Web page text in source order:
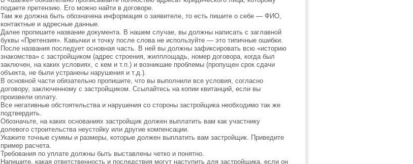
подаете претензию. Его можно найти в договоре.
Там же должна быть обозначена информация о заявителе, то есть пишите о себе — ФИО,
контактные и адресные данные.
Далее пропишите название документа. В нашем случае, вы должны написать с заглавной
буквы «Претензия». Кавычки и точку после слова не используйте — это типичные ошибки.
После названия последует основная часть. В ней вы должны зафиксировать всю «историю
знакомства» с застройщиком (адрес строения, жилплощадь, номер договора, когда был
заключен, на каких условиях, с кем и т.п.) и возникшие проблемы (пропущен срок сдачи
объекта, не были устранены нарушения и т.д.).
В основной части обязательно пропишите, что вы выполнили все условия, согласно
договору, заключенному с застройщиком. Ссылайтесь на копии квитанций, если вы
произвели оплату.
Все негативные обстоятельства и нарушения со стороны застройщика необходимо так же
подтвердить.
Обозначьте, на каких основаниях застройщик должен выплатить вам как участнику
долевого строительства неустойку или другие компенсации.
Укажите точные суммы и размеры, которые должен выплатить вам застройщик. Приведите
пример расчета.
Требования по уплате должны быть выставлены четко и понятно.
Напишите, какая ответственность и последствия могут наступить для застройщика, если он